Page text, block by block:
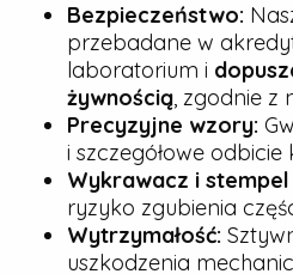
Bezpieczeństwo:
przebadane w
laboratorium i
żywnością, zgodnie z
Precyzyjne wzory:
i szczegółowe odbicie
Wykrawacz i
ryzyko zgubienia
Wytrzymałość:
uszkodzenia